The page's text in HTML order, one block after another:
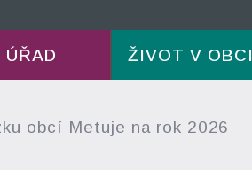
ÚŘAD ŽIVOT V OBCI
obcí Metuje na rok 2026